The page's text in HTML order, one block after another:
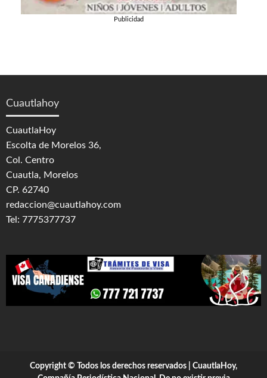
Publicidad
Cuautlahoy
CuautlaHoy
Escolta de Morelos 36,
Col. Centro
Cuautla, Morelos
CP. 62740
redaccion@cuautlahoy.com
Tel: 7775377737
Copyright © Todos los derechos reservados | CuautlaHoy,